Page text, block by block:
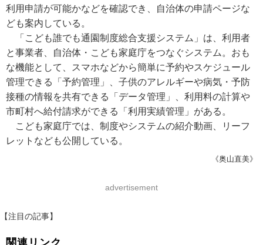
利用申請が可能かなどを確認でき、自治体の申請ページな
ども案内している。
「こども誰でも通園制度総合支援システム」は、利用者
と事業者、自治体・こども家庭庁をつなぐシステム。おも
な機能として、スマホなどから簡単に予約やスケジュール
管理できる「予約管理」、子供のアレルギーや病気・予防
接種の情報を共有できる「データ管理」、利用料の計算や
市町村へ給付請求ができる「利用実績管理」がある。
こども家庭庁では、制度やシステムの紹介動画、リーフ
レットなども公開している。
《奥山直美》
advertisement
【注目の記事】
関連リンク